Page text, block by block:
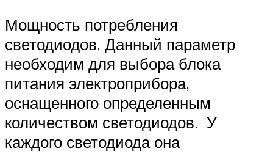
Мощность потребления
светодиодов. Данный параметр
необходим для выбора блока
питания электроприбора,
оснащенного определенным
количеством светодиодов. У
каждого светодиода она